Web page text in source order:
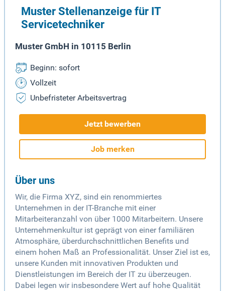
Muster Stellenanzeige für IT
Servicetechniker
Muster GmbH in 10115 Berlin
Beginn: sofort
Vollzeit
Unbefristeter Arbeitsvertrag
Jetzt bewerben
Job merken
Über uns
Wir, die Firma XYZ, sind ein renommiertes
Unternehmen in der IT-Branche mit einer
Mitarbeiteranzahl von über 1000 Mitarbeitern. Unsere
Unternehmenkultur ist geprägt von einer familiären
Atmosphäre, überdurchschnittlichen Benefits und
einem hohen Maß an Professionalität. Unser Ziel ist es,
unsere Kunden mit innovativen Produkten und
Dienstleistungen im Bereich der IT zu überzeugen.
Dabei legen wir insbesondere Wert auf hohe Qualität